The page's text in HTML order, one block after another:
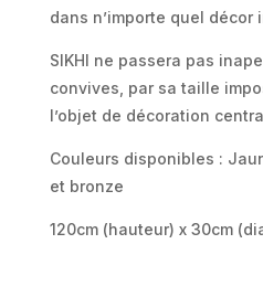
dans n’importe quel décor
SIKHI ne passera pas
convives, par sa taille
l’objet de décoration
Couleurs disponibles :
et bronze
120cm (hauteur) x 30cm